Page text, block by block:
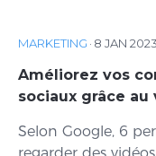
MARKETING · 8 JAN 2023
Améliorez vos
sociaux grâce
Selon Google, 6